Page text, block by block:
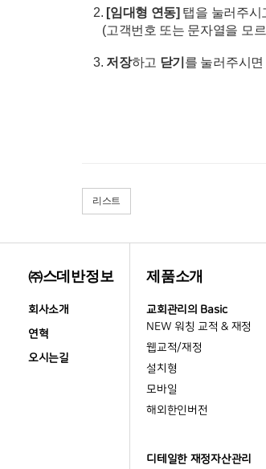
2. [임대형 연동] 탭을 눌러주시
(고객번호 또는 문자열을 모
3. 저장하고 닫기 를 눌러주시
리스트
㈜스데반정보
회사소개
연혁
오시는길
제품소개
교회관리의 Basic
NEW 워칭 교적 & 재정
웹교적/재정
설치형
모바일
해외한인버전
디테일한 재정자산관리